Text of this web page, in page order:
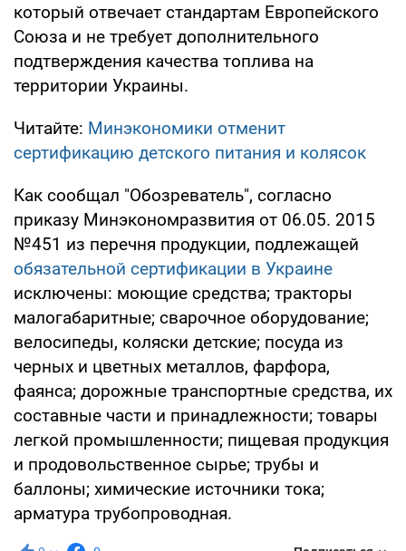
который отвечает стандартам Европейского
Союза и не требует дополнительного
подтверждения качества топлива на
территории Украины.
Читайте: Минэкономики отменит
сертификацию детского питания и колясок
Как сообщал "Обозреватель", согласно
приказу Минэкономразвития от 06.05. 2015
№451 из перечня продукции, подлежащей
обязательной сертификации в Украине
исключены: моющие средства; тракторы
малогабаритные; сварочное оборудование;
велосипеды, коляски детские; посуда из
черных и цветных металлов, фарфора,
фаянса; дорожные транспортные средства, их
составные части и принадлежности; товары
легкой промышленности; пищевая продукция
и продовольственное сырье; трубы и
баллоны; химические источники тока;
арматура трубопроводная.